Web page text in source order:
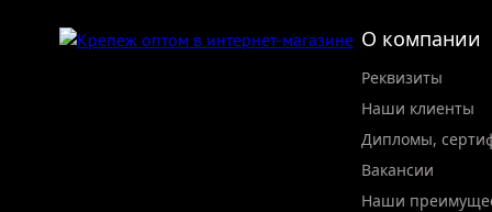
О компании
Реквизиты
Наши клиенты
Дипломы,
Вакансии
Наши